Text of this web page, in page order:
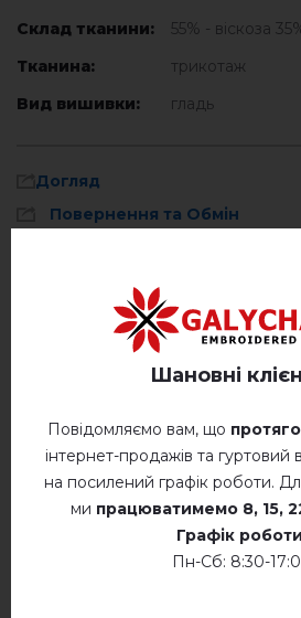
Склад тканини:
55% - віскоза
Тканина:
трикотаж
Вид вишивки:
гладь
Догляд
Повернення та Обмін
Політика конфіденційності
ВІДГУКИ ПРО
Немає відгуків про цей товар.
Прати при
Ручне прання при
40° C
Прасування при
Не сушити у
Суха хімчистка
Сушити у
Шановні
Повідомляємо вам, що
інтернет-продажів та гуртовий
на посилений графік роботи.
ми працюватимемо 8, 15,
Графік
Пн-Сб: 8:30-